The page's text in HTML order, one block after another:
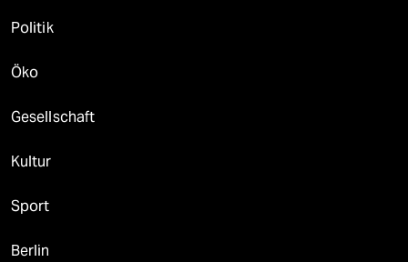
Politik
Öko
Gesellschaft
Kultur
Sport
Berlin